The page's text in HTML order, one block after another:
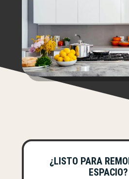
¿LISTO PARA
ESPACIO?